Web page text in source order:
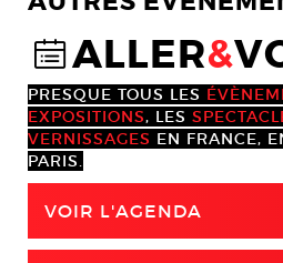
@ALLER&
PRESQUE TOUS LES
EXPOSITIONS, LES
VERNISSAGES EN FRANCE,
PARIS.
VOIR L'AGENDA